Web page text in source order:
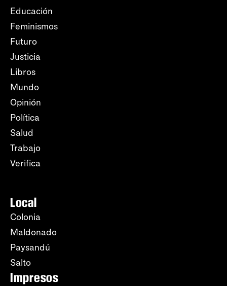
Educación
Feminismos
Futuro
Justicia
Libros
Mundo
Opinión
Política
Salud
Trabajo
Verifica
Local
Colonia
Maldonado
Paysandú
Salto
Impresos